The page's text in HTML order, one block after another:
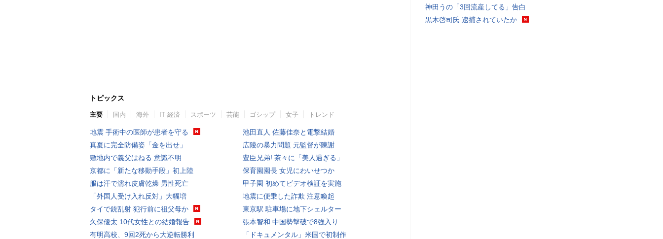
トピックス
主要 国内 海外 IT 経済 スポーツ 芸能 ゴシップ 女子 トレンド
地震 手術中の医師が患者を守る
真夏に完全防備姿「金を出せ」
敷地内で義父はねる 意識不明
京都に「新たな移動手段」初上陸
服は汗で濡れ皮膚乾燥 男性死亡
「外国人受け入れ反対」大幅増
タイで銃乱射 犯行前に祖父母か
久保優太 10代女性との結婚報告
有明高校、9回2死から大逆転勝利
池田直人 佐藤佳奈と電撃結婚
広陵の暴力問題 元監督が陳謝
豊臣兄弟! 茶々に「美人過ぎる」
保育園園長 女児にわいせつか
甲子園 初めてビデオ検証を実施
地震に便乗した詐欺 注意喚起
東京駅 駐車場に地下シェルター
張本智和 中国勢撃破で8強入り
「ドキュメンタル」米国で初制作
神田うの「3回流産してる」告白
黒木啓司氏 逮捕されていたか